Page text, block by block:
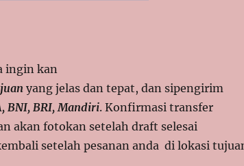
ingin kan
yang jelas dan tepat, dan sipengirim
BNI, BRI, Mandiri. Konfirmasi transfer
akan fotokan setelah draft selesai
setelah pesanan anda di lokasi